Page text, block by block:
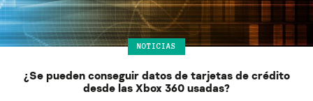
NOTICIAS
¿Se pueden conseguir datos de tarjetas de crédito
desde las Xbox 360 usadas?